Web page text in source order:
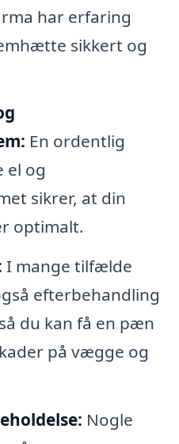
har erfaring
sikkert og
En ordentlig
el og
sikrer, at din
optimalt.
I mange tilfælde
efterbehandling
du kan få en pæn
på vægge og
Nogle